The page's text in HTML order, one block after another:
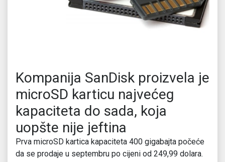
Kompanija SanDisk proizvela je
microSD karticu najvećeg
kapaciteta do sada, koja
uopšte nije jeftina
Prva microSD kartica kapaciteta 400 gigabajta počeće
da se prodaje u septembru po cijeni od 249,99 dolara.